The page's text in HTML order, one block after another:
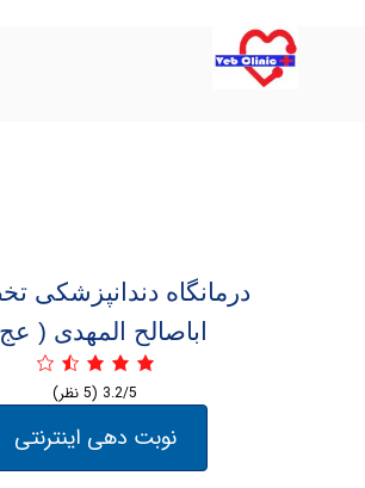
درمانگاه دندانپزشکی تخصصی
‏اباصالح ‏المهدی ( عج )
نوبت دهی اینترنتی